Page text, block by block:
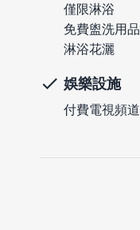
僅限淋浴
免費盥洗用品
淋浴花灑
娛樂設施
付費電視頻道